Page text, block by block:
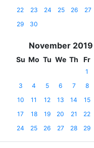
22
23 24 25 26 27
29
30
November 2019
Su Mo Tu We Th Fr
1
3
4 5 6 7 8
10
11 12 13 14 15
17
18 19 20 21 22
24
25 26 27 28 29